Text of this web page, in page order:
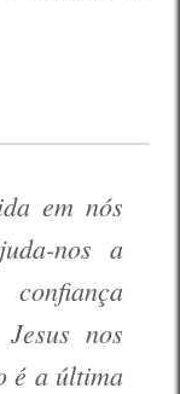
em nós
nos a
nos
é a última